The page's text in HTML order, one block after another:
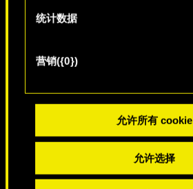
统计数据
营销({0})
允许所有 cookie
允许选择